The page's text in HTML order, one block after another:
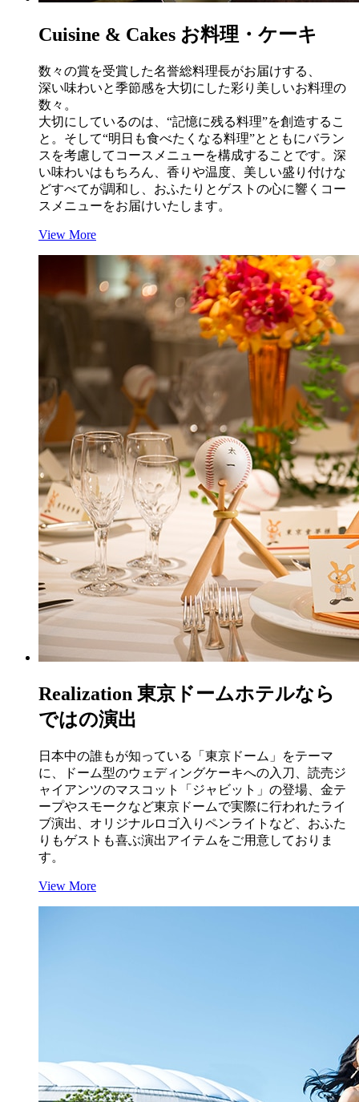
Cuisine & Cakes お料理・ケーキ
数々の賞を受賞した名誉総料理長がお届けする、
深い味わいと季節感を大切にした彩り美しいお料理の
数々。
大切にしているのは、“記憶に残る料理”を創造するこ
と。そして“明日も食べたくなる料理”とともにバラン
スを考慮してコースメニューを構成することです。深
い味わいはもちろん、香りや温度、美しい盛り付けな
どすべてが調和し、おふたりとゲストの心に響くコー
スメニューをお届けいたします。
View More
Realization 東京ドームホテルなら
ではの演出
日本中の誰もが知っている「東京ドーム」をテーマ
に、ドーム型のウェディングケーキへの入刀、読売ジ
ャイアンツのマスコット「ジャビット」の登場、金テ
ープやスモークなど東京ドームで実際に行われたライ
ブ演出、オリジナルロゴ入りペンライトなど、おふた
りもゲストも喜ぶ演出アイテムをご用意しておりま
す。
View More